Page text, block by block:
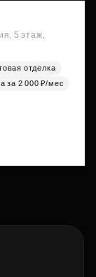
5 этаж,
отделка
за 2 000 ₽/мес